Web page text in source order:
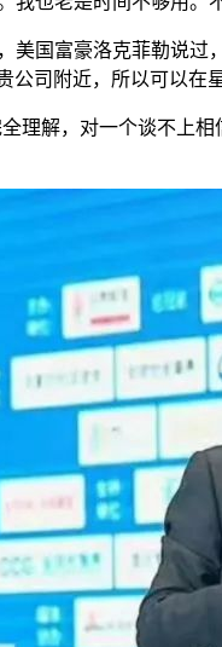
美国富豪洛克菲勒说
司附近，所以可以在
理解，对一个谈不上